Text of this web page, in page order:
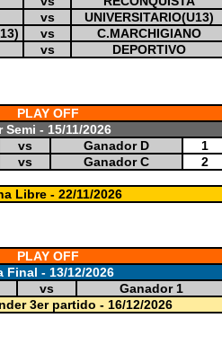
vs
UNIVERSITARIO(U13)
vs
C.MARCHIGIANO
vs DEPORTIVO
PLAY OFF
Semi - 15/11/2026
vs Ganador D
1
vs Ganador C
2
Libre - 22/11/2026
PLAY OFF
Final - 13/12/2026
vs
Ganador 1
3er partido - 16/12/2026